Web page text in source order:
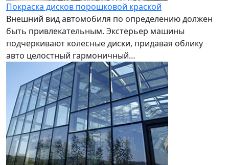
Покраска дисков порошковой краской
Внешний вид автомобиля по определению должен
быть привлекательным. Экстерьер машины
подчеркивают колесные диски, придавая облику
авто целостный гармоничный…